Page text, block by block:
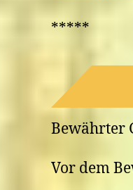
*****
Bewährter
Vor dem